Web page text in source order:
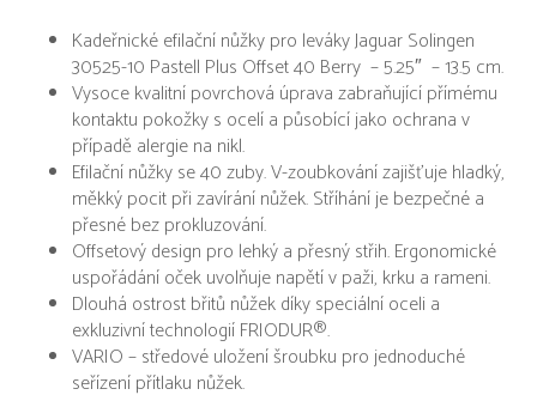
Kadeřnické efilační nůžky pro leváky Jaguar Solingen
30525-10 Pastell Plus Offset 40 Berry – 5.25″ – 13.5 cm.
Vysoce kvalitní povrchová úprava zabraňující přímému
kontaktu pokožky s ocelí a působící jako ochrana v
případě alergie na nikl.
Efilační nůžky se 40 zuby. V-zoubkování zajišťuje hladký,
měkký pocit při zavírání nůžek. Stříhání je bezpečné a
přesné bez prokluzování.
Offsetový design pro lehký a přesný střih. Ergonomické
uspořádání oček uvolňuje napětí v paži, krku a rameni.
Dlouhá ostrost břitů nůžek díky speciální oceli a
exkluzivní technologií FRIODUR®.
VARIO – středové uložení šroubku pro jednoduché
seřízení přítlaku nůžek.